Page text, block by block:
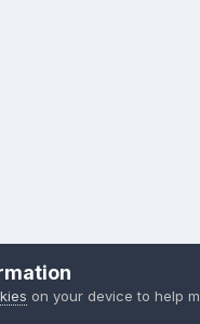
on your device to help